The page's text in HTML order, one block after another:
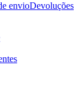
envioDevoluções